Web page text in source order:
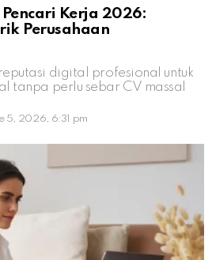
Kerja 2026:
Perusahaan
digital profesional untuk
tanpa perlu sebar CV massal
5, 2026, 6:31 pm